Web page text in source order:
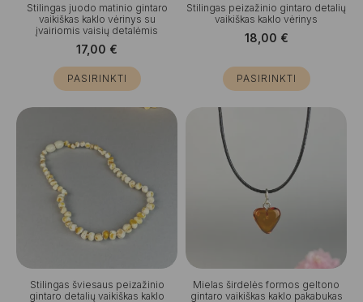
Stilingas juodo matinio gintaro
vaikiškas kaklo vėrinys su
įvairiomis vaisių detalėmis
17,00 €
PASIRINKTI
Stilingas peizažinio gintaro detalių
vaikiškas kaklo vėrinys
18,00 €
PASIRINKTI
Stilingas šviesaus peizažinio
gintaro detalių vaikiškas kaklo
Mielas širdelės formos geltono
gintaro vaikiškas kaklo pakabukas